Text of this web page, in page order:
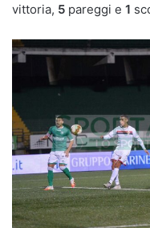
vittoria, 5 pareggi e 1